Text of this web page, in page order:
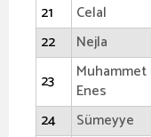
21
Celal
22
Nejla
23
Muhammet
Enes
24
Sümeyye